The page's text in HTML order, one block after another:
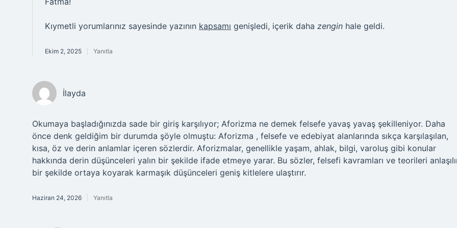
Kıymetli yorumlarınız sayesinde yazının kapsamı genişledi, içerik daha zengin hale geldi.
Ekim 2, 2025 Yanıtla
İlayda
Okumaya başladığınızda sade bir giriş karşılıyor; Aforizma ne demek felsefe yavaş yavaş şekilleniyor. Daha
önce denk geldiğim bir durumda şöyle olmuştu: Aforizma , felsefe ve edebiyat alanlarında sıkça karşılaşılan,
kısa, öz ve derin anlamlar içeren sözlerdir. Aforizmalar, genellikle yaşam, ahlak, bilgi, varoluş gibi konular
hakkında derin düşünceleri yalın bir şekilde ifade etmeye yarar. Bu sözler, felsefi kavramları ve teorileri
bir şekilde ortaya koyarak karmaşık düşünceleri geniş kitlelere ulaştırır.
Haziran 24, 2026 Yanıtla